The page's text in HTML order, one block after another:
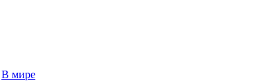
В мире